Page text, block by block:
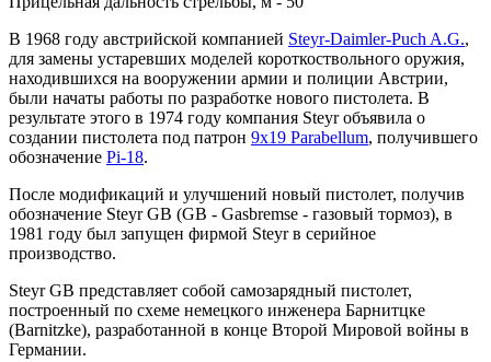
В 1968 году австрийской компанией Steyr-Daimler-Puch A.G.,
для замены устаревших моделей короткоствольного оружия,
находившихся на вооружении армии и полиции Австрии,
были начаты работы по разработке нового пистолета. В
результате этого в 1974 году компания Steyr объявила о
создании пистолета под патрон 9х19 Parabellum, получившего
обозначение Pi-18.
После модификаций и улучшений новый пистолет, получив
обозначение Steyr GB (GB - Gasbremse - газовый тормоз), в
1981 году был запущен фирмой Steyr в серийное
производство.
Steyr GB представляет собой самозарядный пистолет,
построенный по схеме немецкого инженера Барнитцке
(Barnitzke), разработанной в конце Второй Мировой войны в
Германии.